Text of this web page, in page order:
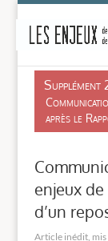
Supplément
après le
enjeux
d’un